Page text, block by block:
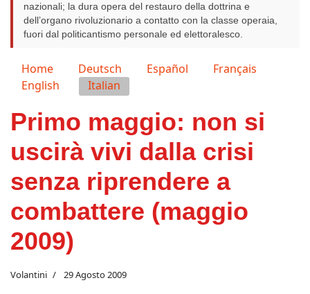
nazionali; la dura opera del restauro della dottrina e
dell’organo rivoluzionario a contatto con la classe operaia,
fuori dal politicantismo personale ed elettoralesco.
Seleziona la tua lingua
Home Deutsch Español
Français
English
Italian
Primo maggio: non si
uscirà vivi dalla crisi
senza riprendere a
combattere (maggio
2009)
Volantini 29 Agosto 2009